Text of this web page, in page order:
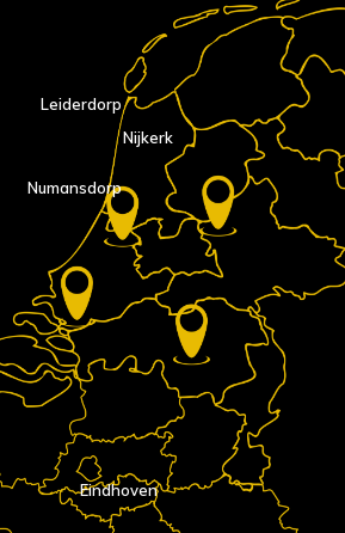
Eindhoven
Nijkerk
Numansdorp
Leiderdorp